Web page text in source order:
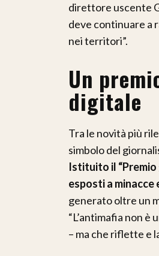
direttore uscente
deve continuare a
nei territori”.
Un
digitale
Tra le novità più
simbolo del
Istituito il
esposti a minacce
generato oltre un
“L’antimafia non
– ma che riflette e